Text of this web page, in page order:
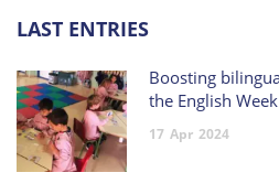
LAST ENTRIES
Boosting
the English
17 Apr 2024